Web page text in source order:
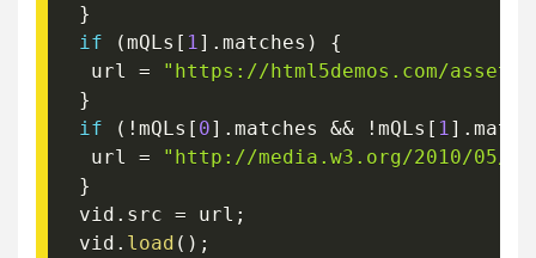
}
if
(mQLs [ 1 ] . matches )
{
  url
=
"https://html5demos.com/
}
if
( ! mQLs [ 0] . matches && ! mQLs [ 1 ] .
  url
=
"http://media.w3.org/2010/05/
}
vid . src = url ;
vid . load ( ) ;